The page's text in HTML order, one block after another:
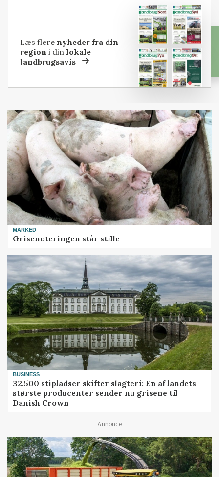
Læs flere nyheder fra din
region i dinlokale
landbrugsavis
MARKED
Grisenoteringen står stille
BUSINESS
32.500 stipladser skifter slagteri: En af landets
største producenter sender nu grisene til
Danish Crown
Annonce